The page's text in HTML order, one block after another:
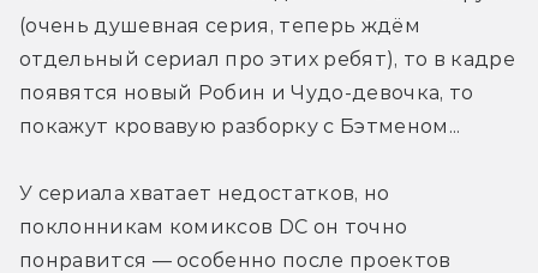
(очень душевная серия, теперь ждём
отдельный сериал про этих ребят), то в кадре
появятся новый Робин и Чудо-девочка, то
покажут кровавую разборку с Бэтменом...
У сериала хватает недостатков, но
поклонникам комиксов DC он точно
понравится — особенно после проектов